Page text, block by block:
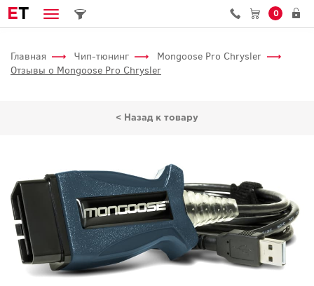
ET 0
Главная Чип-тюнинг
Mongoose Pro Chrysler
Отзывы о Mongoose Pro Chrysler
< Назад к товару